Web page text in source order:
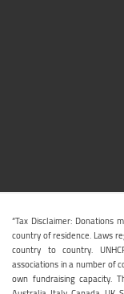
“Tax Disclaimer: Donations
country of residence. Laws
country to country.
associations in a number of
own fundraising capacity.